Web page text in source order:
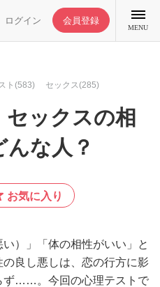
ログイン 会員登録
MENU
ト(583) セックス(285)
セックスの相
な人？
お気に入り
い）」「体の相性がいい」と
良し悪しは、恋の行方に影
ず……。今回の心理テストで